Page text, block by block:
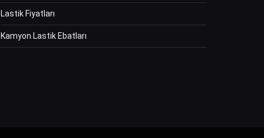
Lastik Fiyatları
Kamyon Lastik Ebatları